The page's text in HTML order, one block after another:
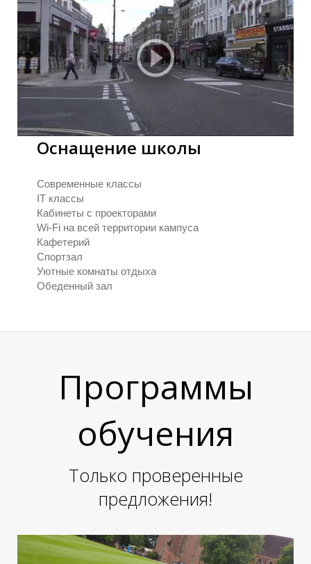
Л
Оснащение школы
Современные классы
IT классы
Кабинеты с проекторами
Wi-Fi на всей территории кампуса
Кафетерий
Спортзал
Уютные комнаты отдыха
Обеденный зал
Программы
обучения
Только проверенные
предложения!
Л